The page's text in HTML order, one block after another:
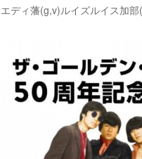
エディ藩(g,v)ルイズルイス加